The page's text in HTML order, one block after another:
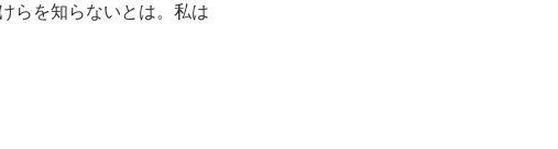
らを知らないとは。私は